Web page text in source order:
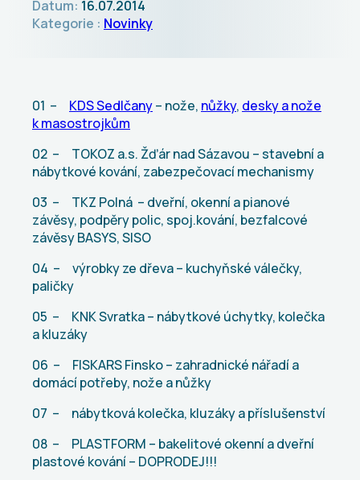
Datum: 16.07.2014
Kategorie : Novinky
01 – KDS Sedlčany– nože, nůžky, desky a nože
k masostrojkům
02 – TOKOZ a.s. Žďár nad Sázavou – stavební a
nábytkové kování, zabezpečovací mechanismy
03 – TKZ Polná – dveřní, okenní a pianové
závěsy, podpěry polic, spoj.kování, bezfalcové
závěsy BASYS, SISO
04 – výrobky ze dřeva – kuchyňské válečky,
paličky
05 – KNK Svratka – nábytkové úchytky, kolečka
a kluzáky
06 – FISKARS Finsko – zahradnické nářadí a
domácí potřeby, nože a nůžky
07 – nábytková kolečka, kluzáky a příslušenství
08 – PLASTFORM – bakelitové okenní a dveřní
plastové kování – DOPRODEJ!!!